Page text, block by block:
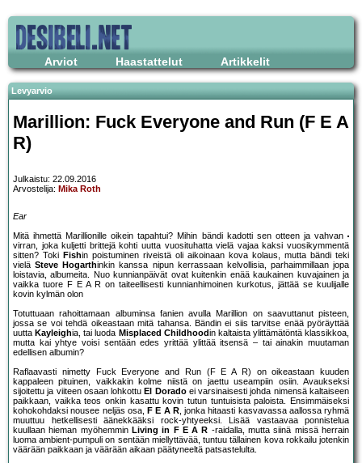
Arviot Haastattelut Artikkelit
Levyarvio
Marillion: Fuck Everyone and Run (F E A
R)
Julkaistu: 22.09.2016
Arvostelija: Mika Roth
Ear
Mitä ihmettä Marillionille oikein tapahtui? Mihin bändi kadotti sen otteen ja vahvan
virran, joka kuljetti brittejä kohti uutta vuosituhatta vielä vajaa kaksi vuosikymmentä
sitten? Toki Fishin poistuminen riveistä oli aikoinaan kova kolaus, mutta bändi teki
vieläSteve Hogarthinkin kanssa nipun kerrassaan kelvollisia, parhaimmillaan jopa
loistavia, albumeita. Nuo kunnianpäivät ovat kuitenkin enää kaukainen kuvajainen ja
vaikka tuore F E A R on taiteellisesti kunnianhimoinen kurkotus, jättää se kuulijalle
kovin kylmän olon
Totuttuaan rahoittamaan albuminsa fanien avulla Marillion on saavuttanut pisteen,
jossa se voi tehdä oikeastaan mitä tahansa. Bändin ei siis tarvitse enää pyöräyttää
uutta Kayleighia, tai luoda Misplaced Childhoodin kaltaista ylittämätöntä klassikkoa,
mutta kai yhtye voisi sentään edes yrittää ylittää itsensä – tai ainakin muutaman
edellisen albumin?
Raflaavasti nimetty Fuck Everyone and Run (F E A R) on oikeastaan kuuden
kappaleen pituinen, vaikkakin kolme niistä on jaettu useampiin osiin. Avaukseksi
sijoitettu ja viiteen osaan lohkottu El Doradoei varsinaisesti johda nimensä kaltaiseen
paikkaan, vaikka teos onkin kasattu kovin tutun tuntuisista paloista. Ensimmäiseksi
kohokohdaksi nousee neljäs osa, F E A R, jonka hitaasti kasvavassa aallossa ryhmä
muuttuu hetkellisesti äänekkääksi rock-yhtyeeksi. Lisää vastaavaa ponnistelua
kuullaan hieman myöhemmin Living in F E A R -raidalla, mutta siinä missä herrain
luoma ambient-pumpuli on sentään miellyttävää, tuntuu tällainen kova rokkailu jotenkin
väärään paikkaan ja väärään aikaan päätyneeltä patsastelulta.